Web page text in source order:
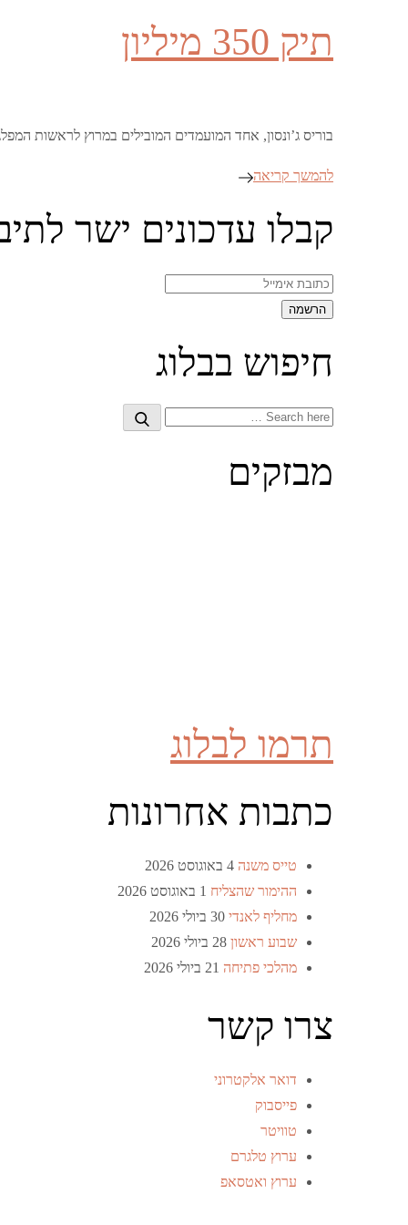
תיק 350 מיליון
בוריס ג’ונסון, אחד המועמדים המובילים במרוץ לראשות
להמשך קריאה
קבלו עדכונים ישר
חיפוש בבלוג
Search
Search
מבזקים
תרמו לבלוג
כתבות אחרונות
טייס משנה 4 באוגוסט 2026
ההימור שהצליח 1 באוגוסט 2026
מחליף לאנדי 30 ביולי 2026
שבוע ראשון 28 ביולי 2026
מהלכי פתיחה 21 ביולי 2026
צרו קשר
דואר אלקטרוני
פייסבוק
טוויטר
ערוץ טלגרם
ערוץ ואטסאפ